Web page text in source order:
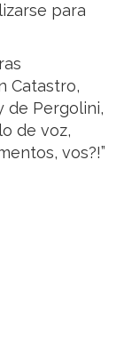
para
Catastro,
de Pergolini,
de voz,
vos?!”